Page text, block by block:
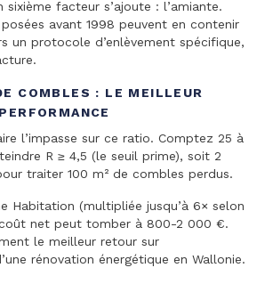
sixième facteur s’ajoute : l’amiante.
avant 1998 peuvent en contenir
un protocole d’enlèvement spécifique,
COMBLES : LE MEILLEUR
l’impasse sur ce ratio. Comptez 25 à
R ≥ 4,5 (le seuil prime), soit 2
traiter 100 m² de combles perdus.
Habitation (multipliée jusqu’à 6× selon
net peut tomber à 800-2 000 €.
le meilleur retour sur
rénovation énergétique en Wallonie.